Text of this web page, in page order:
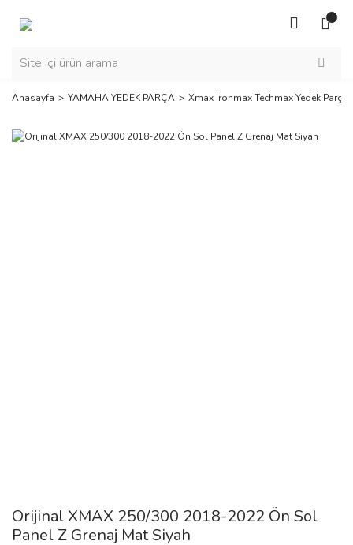
Anasayfa YAMAHA YEDEK PARÇA Xmax Ironmax Techmax Yedek Parça
Orijinal XMAX 250/300 2018-2022 Ön Sol
Panel Z Grenaj Mat Siyah